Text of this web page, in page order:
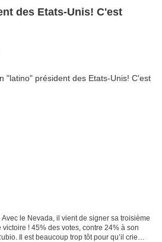
des Etats-Unis! C'est
le Nevada, il vient de signer sa troisième
! 45% des votes, contre 24% à son
Il est beaucoup trop tôt pour qu’il crie